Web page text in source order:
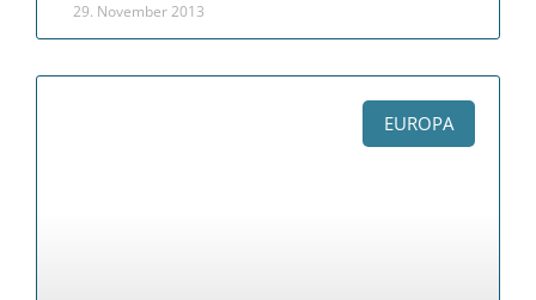
29. November 2013
EUROPA